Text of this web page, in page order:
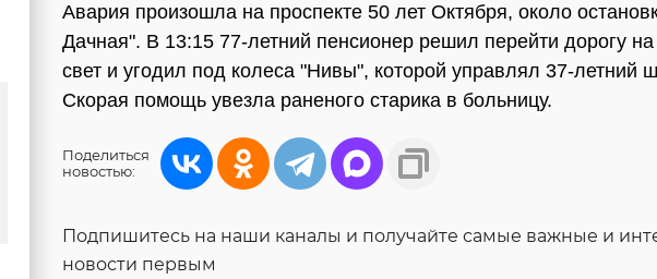
Авария произошла на проспекте 50 лет Октября, около
Дачная". В 13:15 77-летний пенсионер решил перейти дорогу
свет и угодил под колеса "Нивы", которой управлял 37-летний
Скорая помощь увезла раненого старика в больницу.
Поделиться
новостью:
Подпишитесь на наши каналы и получайте самые важные и
новости первым